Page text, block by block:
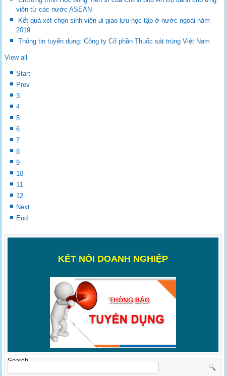
viên từ các nước ASEAN
Kết quả xét chọn sinh viên đi giao lưu học tập ở nước ngoài năm
2019
Thông tin tuyển dụng: Công ty Cổ phần Thuốc sát trùng Việt Nam
View all
Start
Prev
3
4
5
6
7
8
9
10
11
12
Next
End
KẾT NỐI DOANH NGHIỆP
Search